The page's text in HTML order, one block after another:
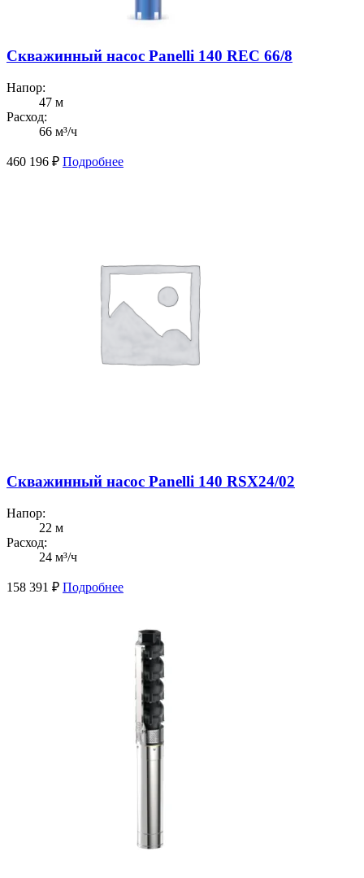
Скважинный насос Panelli 140 REC 66/8
Напор:
47 м
Расход:
66 м³/ч
460 196 ₽ Подробнее
Скважинный насос Panelli 140 RSX24/02
Напор:
22 м
Расход:
24 м³/ч
158 391 ₽ Подробнее